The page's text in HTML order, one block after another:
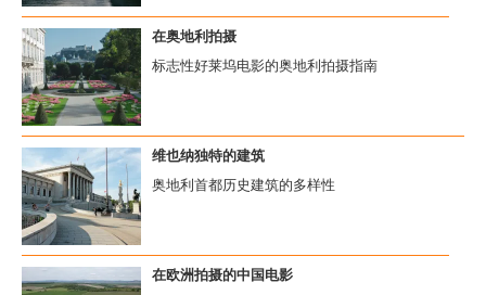
在奥地利拍摄
标志性好莱坞电影的奥地利拍摄指南
维也纳独特的建筑
奥地利首都历史建筑的多样性
在欧洲拍摄的中国电影